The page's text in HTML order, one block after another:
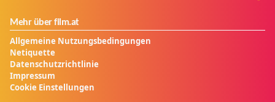
Mehr über film.at
Allgemeine Nutzungsbedingungen
Netiquette
Datenschutzrichtlinie
Impressum
Cookie Einstellungen